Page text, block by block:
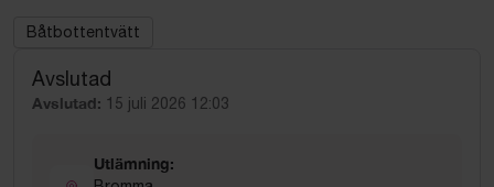
Båtbottentvätt
Avslutad
Avslutad: 15 juli 2026 12:03
Utlämning: